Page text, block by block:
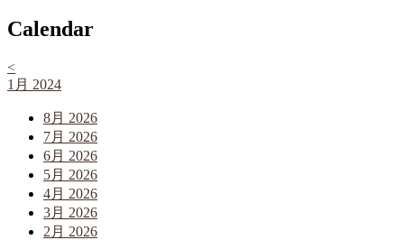
Calendar
<
1月 2024
8月 2026
7月 2026
6月 2026
5月 2026
4月 2026
3月 2026
2月 2026